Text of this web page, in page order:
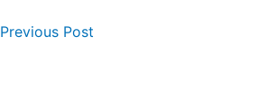
Previous Post